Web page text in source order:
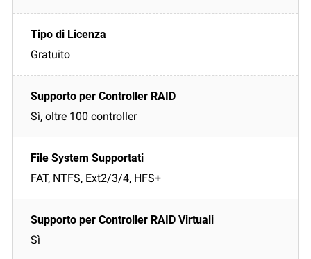
Gratuito
Sì, oltre 100 controller
FAT, NTFS, Ext2/3/4, HFS+
Sì